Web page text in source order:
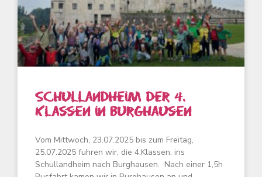
Schullandheim der 4.
Klassen in Burghausen
Vom Mittwoch, 23.07.2025 bis zum Freitag,
25.07.2025 fuhren wir, die 4.Klassen, ins
Schullandheim nach Burghausen. Nach einer 1,5h